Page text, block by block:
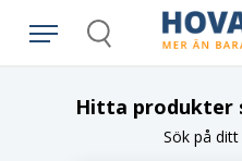
Search
Hitta produkter
Sök på